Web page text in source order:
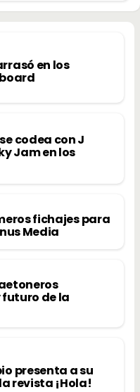
en los
codea con J
Jam en los
fichajes para
Media
de la
presenta a su
revista ¡Hola!